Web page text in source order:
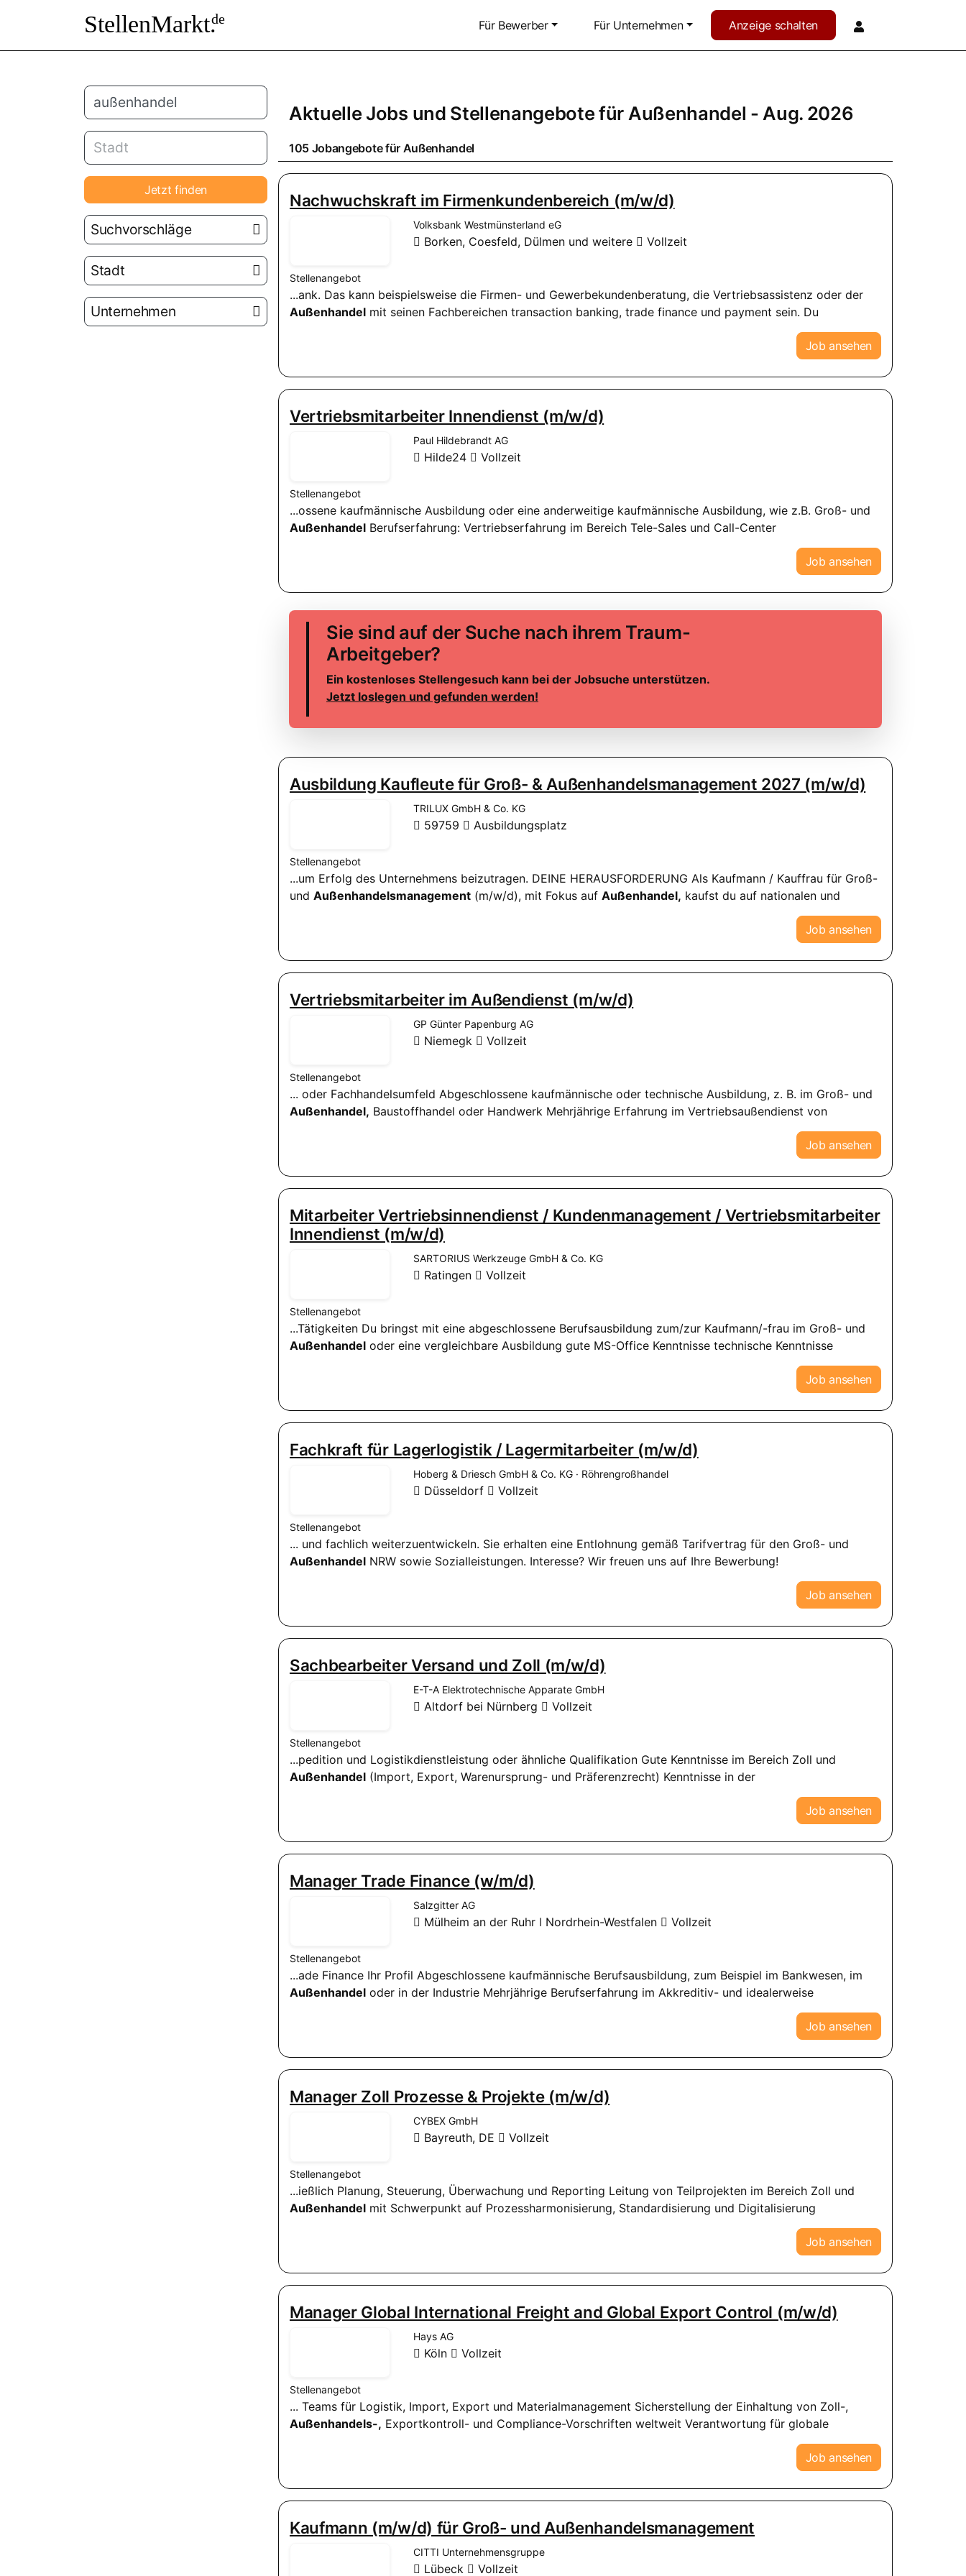
StellenMarkt.de Für Bewerber Für Unternehmen Anzeige schalten
Jetzt finden
Suchvorschläge
Stadt
Unternehmen
Aktuelle Jobs und Stellenangebote für Außenhandel - Aug. 2026
105 Jobangebote für Außenhandel
Nachwuchskraft im Firmenkundenbereich (m/w/d)
Volksbank Westmünsterland eG
Borken, Coesfeld, Dülmen und weitere Vollzeit
Stellenangebot
...ank. Das kann beispielsweise die Firmen- und Gewerbekundenberatung, die Vertriebsassistenz oder der
Außenhandel mit seinen Fachbereichen transaction banking, trade finance und payment sein. Du
Job ansehen
Vertriebsmitarbeiter Innendienst (m/w/d)
Paul Hildebrandt AG
Hilde24 Vollzeit
Stellenangebot
...ossene kaufmännische Ausbildung oder eine anderweitige kaufmännische Ausbildung, wie z.B. Groß- und
Außenhandel Berufserfahrung: Vertriebserfahrung im Bereich Tele-Sales und Call-Center
Job ansehen
Sie sind auf der Suche nach ihrem Traum-
Arbeitgeber?
Ein kostenloses Stellengesuch kann bei der Jobsuche unterstützen.
Jetzt loslegen und gefunden werden!
Ausbildung Kaufleute für Groß- & Außenhandelsmanagement 2027 (m/w/d)
TRILUX GmbH & Co. KG
59759 Ausbildungsplatz
Stellenangebot
...um Erfolg des Unternehmens beizutragen. DEINE HERAUSFORDERUNG Als Kaufmann / Kauffrau für Groß-
und Außenhandelsmanagement (m/w/d), mit Fokus auf Außenhandel, kaufst du auf nationalen und
Job ansehen
Vertriebsmitarbeiter im Außendienst (m/w/d)
GP Günter Papenburg AG
Niemegk Vollzeit
Stellenangebot
... oder Fachhandelsumfeld Abgeschlossene kaufmännische oder technische Ausbildung, z. B. im Groß- und
Außenhandel, Baustoffhandel oder Handwerk Mehrjährige Erfahrung im Vertriebsaußendienst von
Job ansehen
Mitarbeiter Vertriebsinnendienst / Kundenmanagement / Vertriebsmitarbeiter
Innendienst (m/w/d)
SARTORIUS Werkzeuge GmbH & Co. KG
Ratingen Vollzeit
Stellenangebot
...Tätigkeiten Du bringst mit eine abgeschlossene Berufsausbildung zum/zur Kaufmann/-frau im Groß- und
Außenhandel oder eine vergleichbare Ausbildung gute MS-Office Kenntnisse technische Kenntnisse
Job ansehen
Fachkraft für Lagerlogistik / Lagermitarbeiter (m/w/d)
Hoberg & Driesch GmbH & Co. KG · Röhrengroßhandel
Düsseldorf Vollzeit
Stellenangebot
... und fachlich weiterzuentwickeln. Sie erhalten eine Entlohnung gemäß Tarifvertrag für den Groß- und
Außenhandel NRW sowie Sozialleistungen. Interesse? Wir freuen uns auf Ihre Bewerbung!
Job ansehen
Sachbearbeiter Versand und Zoll (m/w/d)
E-T-A Elektrotechnische Apparate GmbH
Altdorf bei Nürnberg Vollzeit
Stellenangebot
...pedition und Logistikdienstleistung oder ähnliche Qualifikation Gute Kenntnisse im Bereich Zoll und
Außenhandel (Import, Export, Warenursprung- und Präferenzrecht) Kenntnisse in der
Job ansehen
Manager Trade Finance (w/m/d)
Salzgitter AG
Mülheim an der Ruhr ǀ Nordrhein-Westfalen Vollzeit
Stellenangebot
...ade Finance Ihr Profil Abgeschlossene kaufmännische Berufsausbildung, zum Beispiel im Bankwesen, im
Außenhandel oder in der Industrie Mehrjährige Berufserfahrung im Akkreditiv- und idealerweise
Job ansehen
Manager Zoll Prozesse & Projekte (m/w/d)
CYBEX GmbH
Bayreuth, DE Vollzeit
Stellenangebot
...ießlich Planung, Steuerung, Überwachung und Reporting Leitung von Teilprojekten im Bereich Zoll und
Außenhandel mit Schwerpunkt auf Prozessharmonisierung, Standardisierung und Digitalisierung
Job ansehen
Manager Global International Freight and Global Export Control (m/w/d)
Hays AG
Köln Vollzeit
Stellenangebot
... Teams für Logistik, Import, Export und Materialmanagement Sicherstellung der Einhaltung von Zoll-,
Außenhandels-, Exportkontroll- und Compliance-Vorschriften weltweit Verantwortung für globale
Job ansehen
Kaufmann (m/w/d) für Groß- und Außenhandelsmanagement
CITTI Unternehmensgruppe
Lübeck Vollzeit